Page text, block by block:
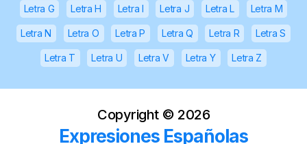
Letra G Letra H Letra I Letra J Letra L Letra M
Letra N Letra O Letra P Letra Q Letra R Letra S
Letra T Letra U Letra V Letra Y Letra Z
Copyright © 2026
Expresiones Españolas